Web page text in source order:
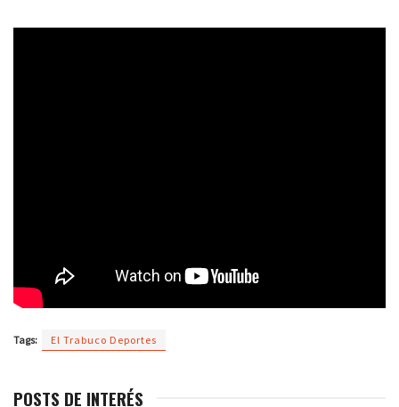
Tags: El Trabuco Deportes
POSTS DE INTERÉS